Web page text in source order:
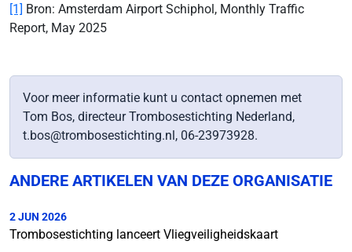
[1] Bron: Amsterdam Airport Schiphol, Monthly Traffic
Report, May 2025
Voor meer informatie kunt u contact opnemen met
Tom Bos, directeur Trombosestichting Nederland,
t.bos@trombosestichting.nl, 06-23973928.
ANDERE ARTIKELEN VAN DEZE ORGANISATIE
2 JUN 2026
Trombosestichting lanceert Vliegveiligheidskaart